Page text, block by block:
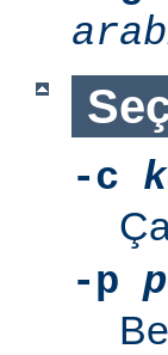
-c
-p